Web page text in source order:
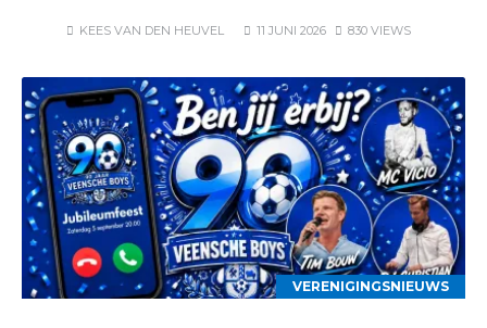
KEES VAN DEN HEUVEL 11 JUNI 2026 830 VIEWS
VERENIGINGSNIEUWS